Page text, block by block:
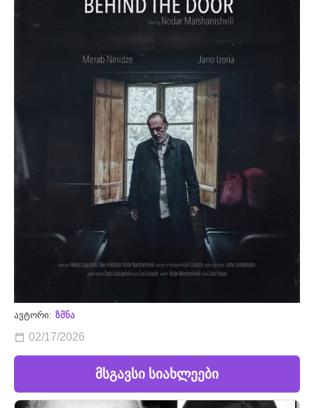
ავტორი: ზმნა
02/17/2026
მსგავსი სიახლეები